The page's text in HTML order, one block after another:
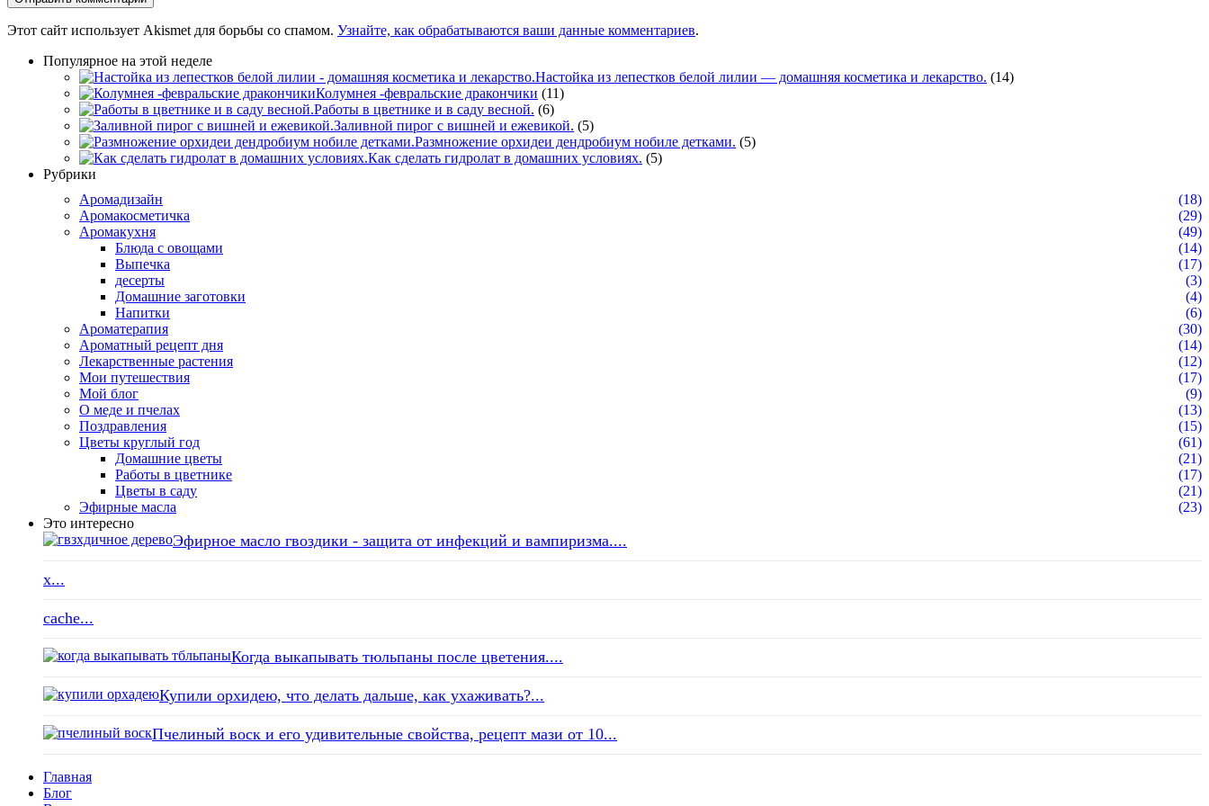
Этот сайт использует Akismet для борьбы со спамом. Узнайте, как обрабатываются ваши данные комментариев.
Популярное на этой неделе
Настойка из лепестков белой лилии — домашняя косметика и лекарство. (14)
Колумнея -февральские дракончики (11)
Работы в цветнике и в саду весной. (6)
Заливной пирог с вишней и ежевикой. (5)
Размножение орхидеи дендробиум нобиле детками. (5)
Как сделать гидролат в домашних условиях. (5)
Рубрики
Аромадизайн
(18)
Аромакосметичка
(29)
Аромакухня
(49)
Блюда с овощами
(14)
Выпечка
(17)
десерты
(3)
Домашние заготовки
(4)
Напитки
(6)
Ароматерапия
(30)
Ароматный рецепт дня
(14)
Лекарственные растения
(12)
Мои путешествия
(17)
Мой блог
(9)
О меде и пчелах
(13)
Поздравления
(15)
Цветы круглый год
(61)
Домашние цветы
(21)
Работы в цветнике
(17)
Цветы в саду
(21)
Эфирные масла
(23)
Это интересно
Эфирное масло гвоздики - защита от инфекций и вампиризма....
x...
cache...
Когда выкапывать тюльпаны после цветения....
Купили орхидею, что делать дальше, как ухаживать?...
Пчелиный воск и его удивительные свойства, рецепт мази от 10...
Главная
Блог